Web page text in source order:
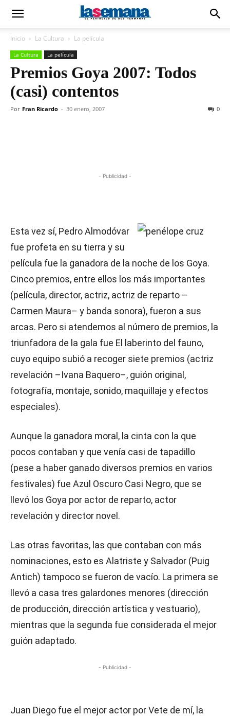
Inicio La Cultura La película
La Cultura La película
Premios Goya 2007: Todos
(casi) contentos
Por Fran Ricardo - 30 enero, 2007 0
- Publicidad -
Esta vez sí, Pedro Almodóvar
fue profeta en su tierra y su
película fue la ganadora de la noche de los Goya.
Cinco premios, entre ellos los más importantes
(película, director, actriz, actriz de reparto –
Carmen Maura– y banda sonora), fueron a sus
arcas. Pero si atendemos al número de premios, la
triunfadora de la gala fue El laberinto del fauno,
cuyo equipo subió a recoger siete premios (actriz
revelación –Ivana Baquero–, guión original,
fotografía, montaje, sonido, maquillaje y efectos
especiales).
Aunque la ganadora moral, la cinta con la que
pocos contaban y que venía casi de tapadillo
(pese a haber ganado diversos premios en varios
festivales) fue Azul Oscuro Casi Negro, que se
llevó los Goya por actor de reparto, actor
revelación y director novel.
Las otras favoritas, las que contaban con más
nominaciones, esto es Alatriste y Salvador (Puig
Antich) tampoco se fueron de vacío. La primera se
llevó a casa tres galardones menores (dirección
de producción, dirección artística y vestuario),
mientras que la segunda fue considerada el mejor
guión adaptado.
- Publicidad -
Juan Diego fue el mejor actor por Vete de mí, la